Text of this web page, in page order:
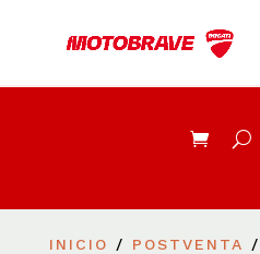
INICIO / POSTVENTA /